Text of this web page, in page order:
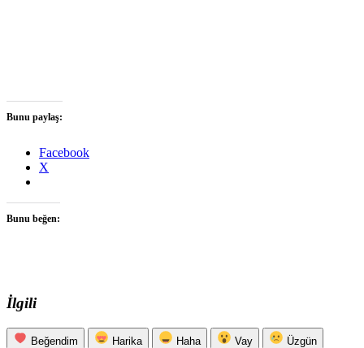
Bunu paylaş:
Facebook
X
Bunu beğen:
İlgili
Beğendim Harika Haha Vay Üzgün